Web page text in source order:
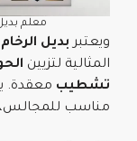
معلم
ويعتبر بديل
المثالية لتزيين
تشطيب معقدة.
مناسب للمجالس،